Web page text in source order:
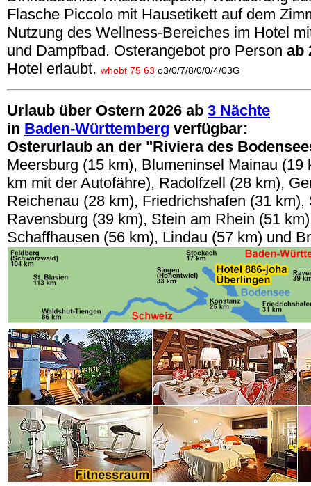
Flasche Piccolo mit Hausetikett auf dem
Nutzung des Wellness-Bereiches im Hotel
und Dampfbad. Osterangebot pro Person ab
Hotel erlaubt. whobt 75 63 o3/0/7/8/0/0/4/03G
Urlaub über Ostern 2026 ab 3 Nächte
in Baden-Württemberg verfügbar:
Osterurlaub an der "Riviera des
Meersburg (15 km), Blumeninsel Mainau (19
km mit der Autofähre), Radolfzell (28 km),
Reichenau (28 km), Friedrichshafen (31 km),
Ravensburg (39 km), Stein am Rhein (51
Schaffhausen (56 km), Lindau (57 km) und